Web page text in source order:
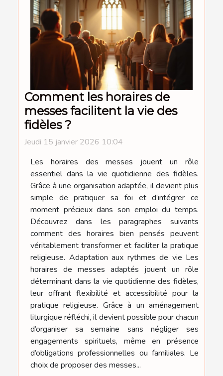
Comment les horaires de
messes facilitent la vie des
fidèles ?
Jeudi 15 janvier 2026 10:04
Les horaires des messes jouent un rôle
essentiel dans la vie quotidienne des fidèles.
Grâce à une organisation adaptée, il devient plus
simple de pratiquer sa foi et d’intégrer ce
moment précieux dans son emploi du temps.
Découvrez dans les paragraphes suivants
comment des horaires bien pensés peuvent
véritablement transformer et faciliter la pratique
religieuse. Adaptation aux rythmes de vie Les
horaires de messes adaptés jouent un rôle
déterminant dans la vie quotidienne des fidèles,
leur offrant flexibilité et accessibilité pour la
pratique religieuse. Grâce à un aménagement
liturgique réfléchi, il devient possible pour chacun
d’organiser sa semaine sans négliger ses
engagements spirituels, même en présence
d’obligations professionnelles ou familiales. Le
choix de proposer des messes...